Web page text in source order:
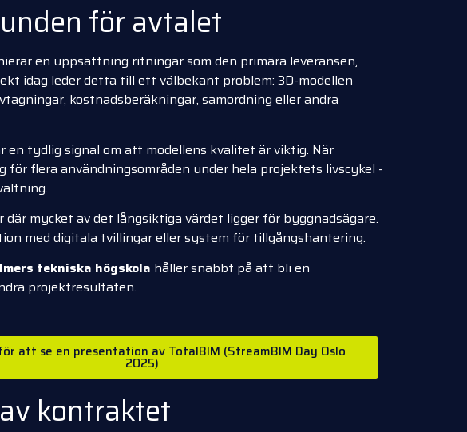
för avtalet
en uppsättning ritningar som den primära leveransen,
idag leder detta till ett välbekant problem: 3D-modellen
kostnadsberäkningar, samordning eller andra
tydlig signal om att modellens kvalitet är viktig. När
för flera användningsområden under hela projektets livscykel -
mycket av det långsiktiga värdet ligger för byggnadsägare.
med digitala tvillingar eller system för tillgångshantering.
tekniska högskola håller snabbt på att bli en
projektresultaten.
att se en presentation av TotalBIM (StreamBIM Day Oslo
2025)
kontraktet